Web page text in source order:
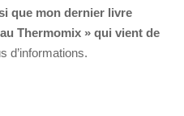
que mon dernier livre
Thermomix » qui vient de
d’informations.